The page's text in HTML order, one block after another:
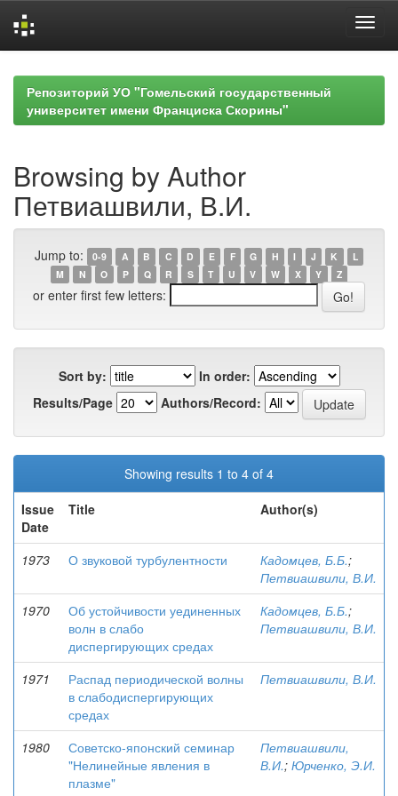
navigationРепозиторий УО "Гомельский государственный
университет имени Франциска Скорины"
Browsing by Author
Петвиашвили, В.И.
Jump to: 0-9 A B C D E F G H I J K
L
M
N O P Q R S T U V W X Y Z
or enter first few letters:
Sort by:
In order:
Results/Page
Authors/Record:
Showing results 1 to 4 of 4
Issue
Date
Title Author(s)
1973 О звуковой турбулентности Кадомцев, Б.Б.;
Петвиашвили, В.И.
1970
Об устойчивости уединенных
волн в слабо
диспергирующих средах
Кадомцев, Б.Б.;
Петвиашвили, В.И.
1971
Распад периодической волны
в слабодиспергирующих
средах
Петвиашвили, В.И.
1980
Советско-японский семинар
"Нелинейные явления в
плазме"
Петвиашвили,
В.И.; Юрченко, Э.И.